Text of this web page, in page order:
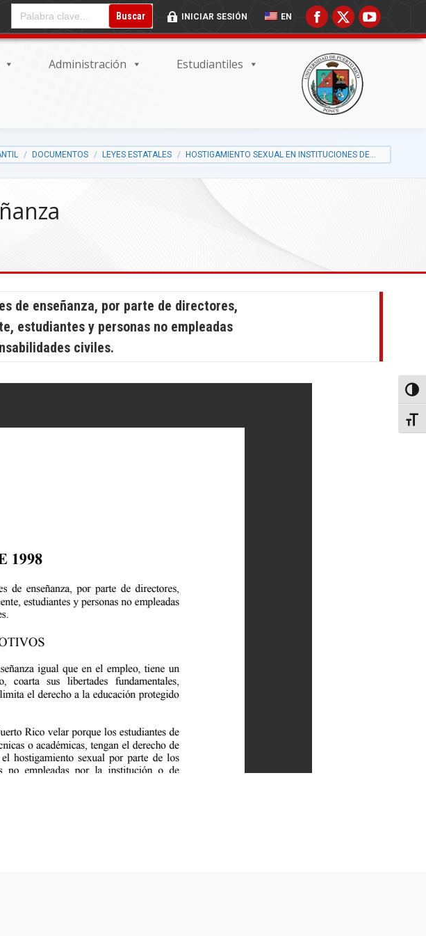
CAMPO DE ENTRADA DEL BUSCADOR:
Buscar INICIAR SESIÓN EN
Administración Estudiantiles
DOCUMENTOS LEYES ESTATALES HOSTIGAMIENTO SEXUAL EN INSTITUCIONES DE…
de enseñanza, por parte de directores,
estudiantes y personas no empleadas
civiles.